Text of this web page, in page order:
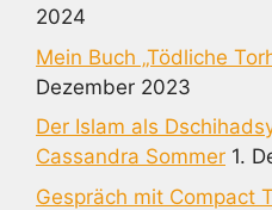
2024
Mein Buch „Tödliche
Dezember 2023
Der Islam als
Cassandra Sommer 1.
Gespräch mit Compact